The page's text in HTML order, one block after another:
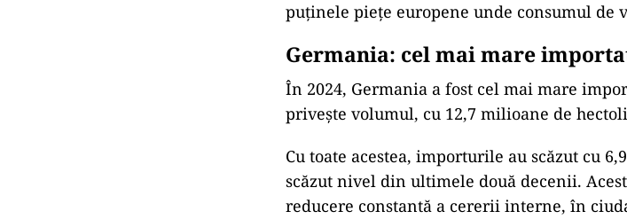
puținele piețe europene unde consumul de
Germania: cel mai mare
În 2024, Germania a fost cel mai mare
privește volumul, cu 12,7 milioane de
Cu toate acestea, importurile au scăzut cu
scăzut nivel din ultimele două decenii.
reducere constantă a cererii interne, în